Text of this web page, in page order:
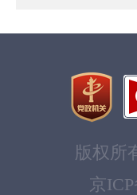
版权所
京